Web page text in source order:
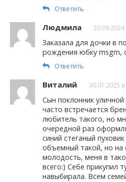
Ответить
Людмила 20.09.2024
Заказала для дочки в
рождения юбку msgm,
Ответить
Виталий 30.01.2025
Сын поклонник
часто встречается
любитель такого, но
очередной раз
синий стеганый
объемный такой, но на
молодость, меня в
всего:) Себе прикупил
навыбирала. Всем